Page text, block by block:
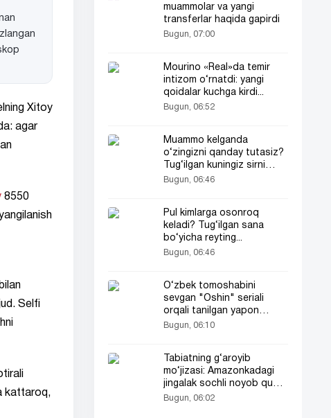
Xitoy
agar
8550
Selfi
kattaroq,
muammolar va yangi
transferlar haqida gapirdi
Bugun, 07:00
Mourino «Real»da temir
intizom o‘rnatdi: yangi
qoidalar kuchga kirdi...
Bugun, 06:52
Muammo kelganda
o‘zingizni qanday tutasiz?
Tug‘ilgan kuningiz sirni
ochadi
Bugun, 06:46
Pul kimlarga osonroq
keladi? Tug‘ilgan sana
bo‘yicha reyting...
Bugun, 06:46
O‘zbek tomoshabini
sevgan "Oshin" seriali
orqali tanilgan yapon
aktrisasi haqida siz
Bugun, 06:10
Tabiatning g‘aroyib
mo‘jizasi: Amazonkadagi
jingalak sochli noyob qush
olimlarni ham hayratga
Bugun, 06:02